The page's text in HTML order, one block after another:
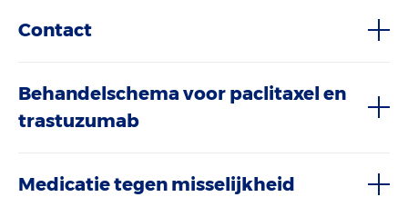
Contact
Behandelschema voor paclitaxel en
trastuzumab
Medicatie tegen misselijkheid